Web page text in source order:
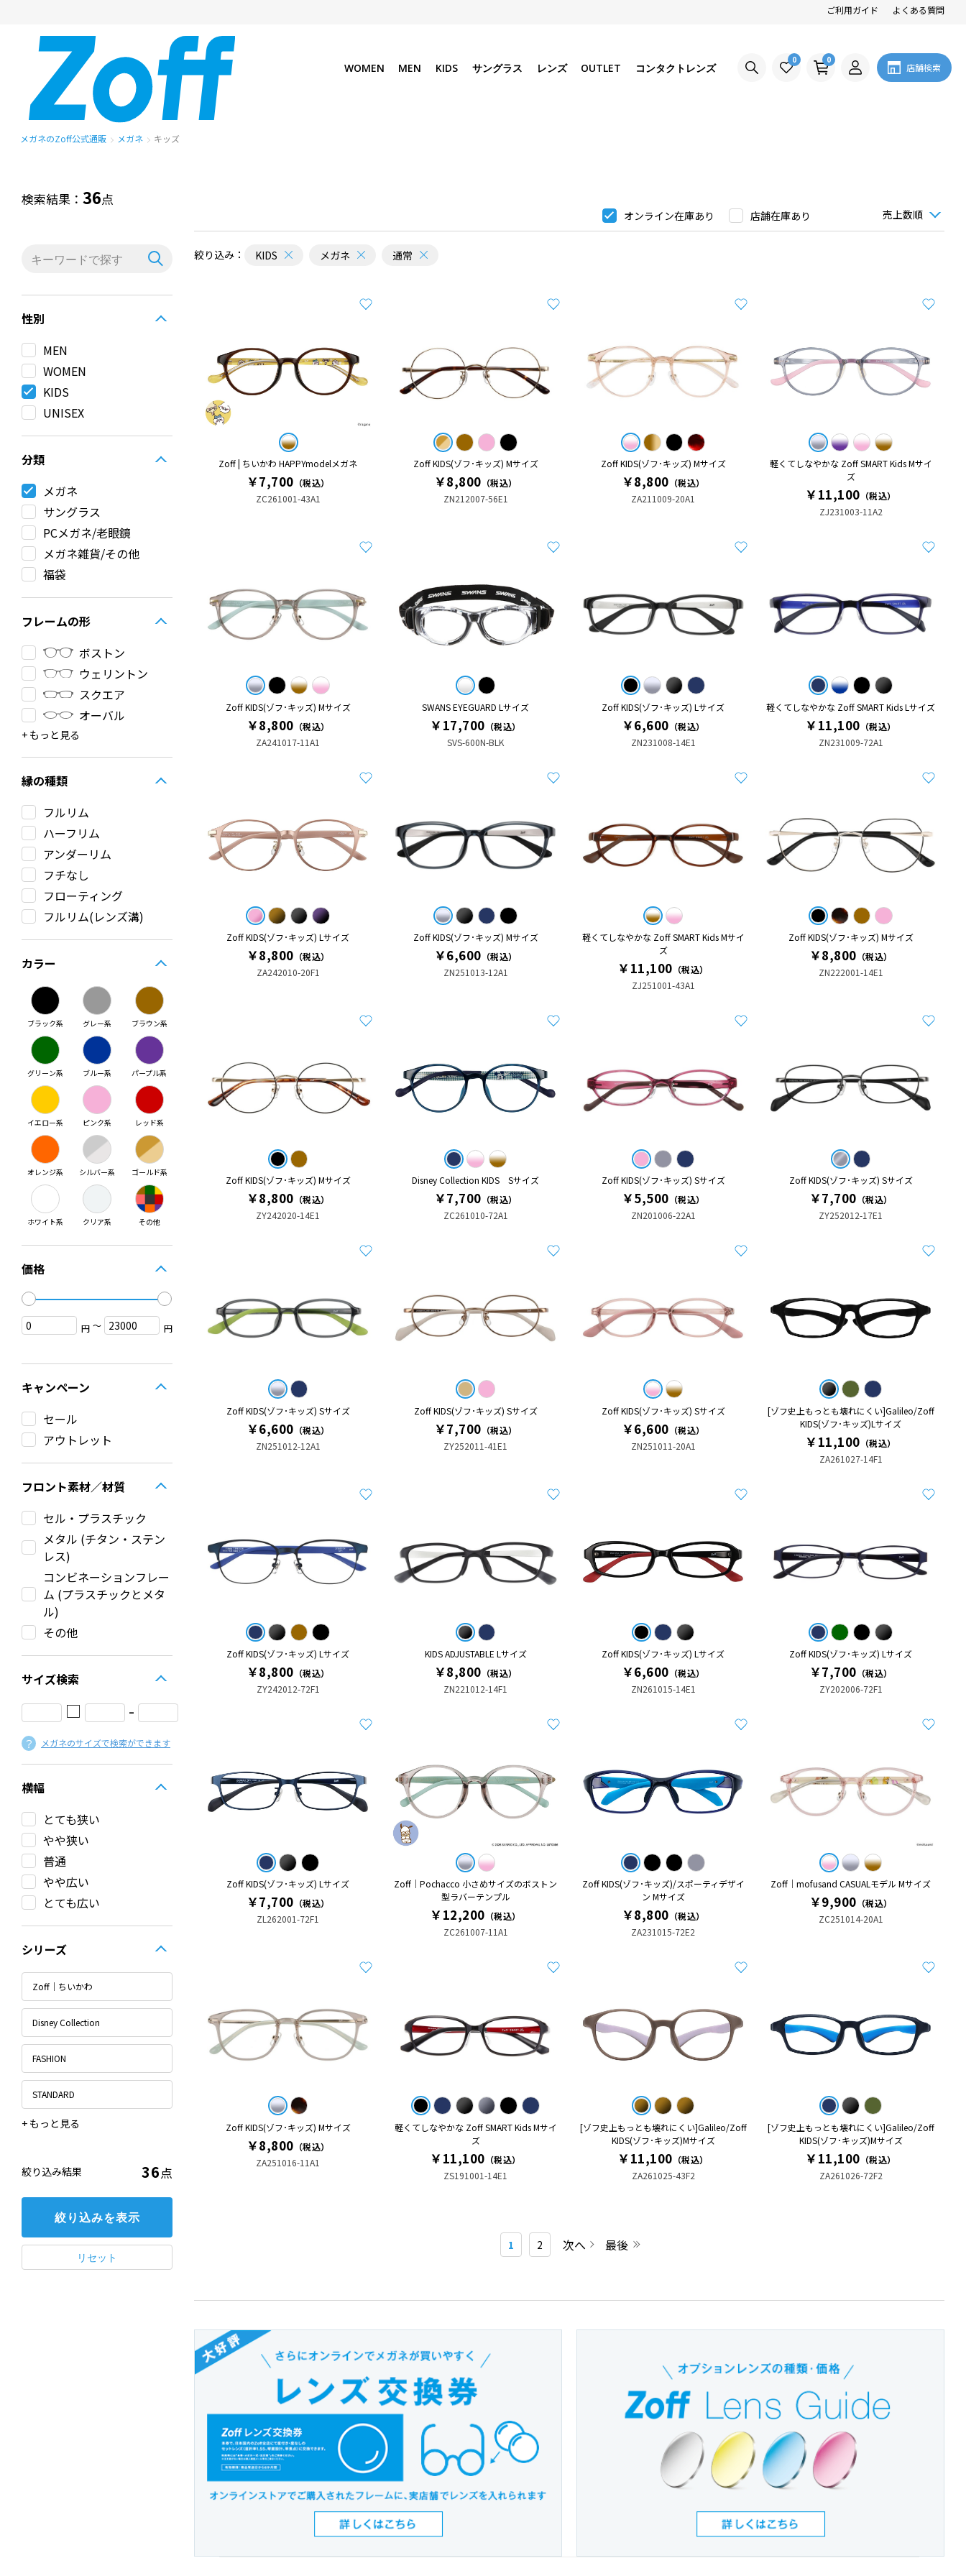
ご利用ガイド よくある質問
WOMEN MEN KIDS サングラス レンズ OUTLET コンタクトレンズ
0 0
店舗検索
メガネのZoff公式通販 メガネ キッズ
検索結果： 36点
性別
MEN
WOMEN
KIDS
UNISEX
分類
メガネ
サングラス
PCメガネ/老眼鏡
メガネ雑貨/その他
福袋
フレームの形
ボストン
ウェリントン
スクエア
オーバル
その他
縁の種類
フルリム
ハーフリム
アンダーリム
フチなし
フローティング
フルリム(レンズ溝)
カラー
ブラック系 グレー系 ブラウン系
グリーン系 ブルー系 パープル系
イエロー系 ピンク系 レッド系
オレンジ系 シルバー系 ゴールド系
ホワイト系 クリア系 その他
価格
円 〜 円
キャンペーン
セール
アウトレット
フロント素材／材質
セル・プラスチック
メタル (チタン・ステン
レス)
コンビネーションフレー
ム (プラスチックとメタ
ル)
その他
サイズ検索
□ -
メガネのサイズで検索ができます
横幅
とても狭い
やや狭い
普通
やや広い
とても広い
シリーズ
Zoff｜ちいかわ
Disney Collection
FASHION
STANDARD
BASIC METAL (ベーシックメタル)
GALILEO
Zoff KIDS (ゾフ･キッズ)
Zoff SPORTS
Zoff｜POCHACCO
Zoff｜mofusand
絞り込み結果 36点
オンライン在庫あり 店舗在庫あり
絞り込み： KIDS メガネ 通常
Zoff | ちいかわ HAPPYmodelメガネ
￥7,700 （税込）
ZC261001-43A1
Zoff KIDS(ゾフ･キッズ) Mサイズ
￥8,800 （税込）
ZN212007-56E1
Zoff KIDS(ゾフ･キッズ) Mサイズ
￥8,800 （税込）
ZA211009-20A1
軽くてしなやかな Zoff SMART Kids Mサイ
ズ
￥11,100 （税込）
ZJ231003-11A2
Zoff KIDS(ゾフ･キッズ) Mサイズ
￥8,800 （税込）
ZA241017-11A1
SWANS EYEGUARD Lサイズ
￥17,700 （税込）
SVS-600N-BLK
Zoff KIDS(ゾフ･キッズ) Lサイズ
￥6,600 （税込）
ZN231008-14E1
軽くてしなやかな Zoff SMART Kids Lサイズ
￥11,100 （税込）
ZN231009-72A1
Zoff KIDS(ゾフ･キッズ) Lサイズ
￥8,800 （税込）
ZA242010-20F1
Zoff KIDS(ゾフ･キッズ) Mサイズ
￥6,600 （税込）
ZN251013-12A1
軽くてしなやかな Zoff SMART Kids Mサイ
ズ
￥11,100 （税込）
ZJ251001-43A1
Zoff KIDS(ゾフ･キッズ) Mサイズ
￥8,800 （税込）
ZN222001-14E1
Zoff KIDS(ゾフ･キッズ) Mサイズ
￥8,800 （税込）
ZY242020-14E1
Disney Collection KIDS Sサイズ
￥7,700 （税込）
ZC261010-72A1
Zoff KIDS(ゾフ･キッズ) Sサイズ
￥5,500 （税込）
ZN201006-22A1
Zoff KIDS(ゾフ･キッズ) Sサイズ
￥7,700 （税込）
ZY252012-17E1
Zoff KIDS(ゾフ･キッズ) Sサイズ
￥6,600 （税込）
ZN251012-12A1
Zoff KIDS(ゾフ･キッズ) Sサイズ
￥7,700 （税込）
ZY252011-41E1
Zoff KIDS(ゾフ･キッズ) Sサイズ
￥6,600 （税込）
ZN251011-20A1
[ゾフ史上もっとも壊れにくい]Galileo/Zoff
KIDS(ゾフ･キッズ)Lサイズ
￥11,100 （税込）
ZA261027-14F1
Zoff KIDS(ゾフ･キッズ) Lサイズ
￥8,800 （税込）
ZY242012-72F1
KIDS ADJUSTABLE Lサイズ
￥8,800 （税込）
ZN221012-14F1
Zoff KIDS(ゾフ･キッズ) Lサイズ
￥6,600 （税込）
ZN261015-14E1
Zoff KIDS(ゾフ･キッズ) Lサイズ
￥7,700 （税込）
ZY202006-72F1
Zoff KIDS(ゾフ･キッズ) Lサイズ
￥7,700 （税込）
ZL262001-72F1
Zoff│Pochacco 小さめサイズのボストン
型ラバーテンプル
￥12,200 （税込）
ZC261007-11A1
Zoff KIDS(ゾフ･キッズ)/スポーティデザイ
ン Mサイズ
￥8,800 （税込）
ZA231015-72E2
Zoff│mofusand CASUALモデル Mサイズ
￥9,900 （税込）
ZC251014-20A1
Zoff KIDS(ゾフ･キッズ) Mサイズ
￥8,800 （税込）
ZA251016-11A1
軽くてしなやかな Zoff SMART Kids Mサイ
ズ
￥11,100 （税込）
ZS191001-14E1
[ゾフ史上もっとも壊れにくい]Galileo/Zoff
KIDS(ゾフ･キッズ)Mサイズ
￥11,100 （税込）
ZA261025-43F2
[ゾフ史上もっとも壊れにくい]Galileo/Zoff
KIDS(ゾフ･キッズ)Mサイズ
￥11,100 （税込）
ZA261026-72F2
1 2 次へ 最後